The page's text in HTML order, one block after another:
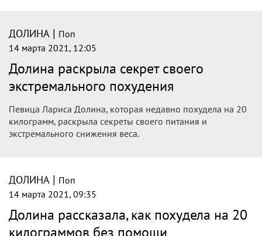
ДОЛИНА|Поп
14 марта 2021, 12:50
Долина раскрыла секрет похудения на
20 килограммов без помощи
диетологов
диетологов.
ДОЛИНА|Поп